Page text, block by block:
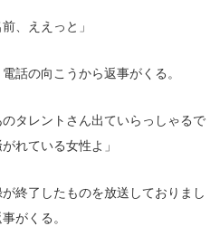
、ええっと」
話の向こうから返事がくる。
タレントさん出ていらっしゃるで
れている女性よ」
終了したものを放送しておりまし
がくる。